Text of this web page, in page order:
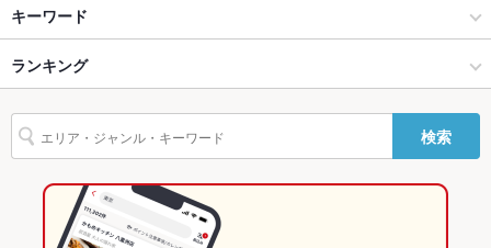
バリアフリ
ー
駐車場 なし
TV・プロジ
ェクタ
その他設備 －
すすきの × 中華
すすきの × 飲茶・点心・餃子
すすきの駅 × 中華
すすきの駅 × 飲茶・点心・餃子
すすきの駅 × 中華
すすきの駅 × 飲茶・点心・餃子
北海道
北海道 × 中華
北海道 × 飲茶・点心・餃子
大通駅
すすきの駅
豊水すすきの駅
キーワード
からあげ
ランキング
北海道のグルメランキング
北海道の中華ランキング
北海道の飲茶・点心・餃子ランキング
検索